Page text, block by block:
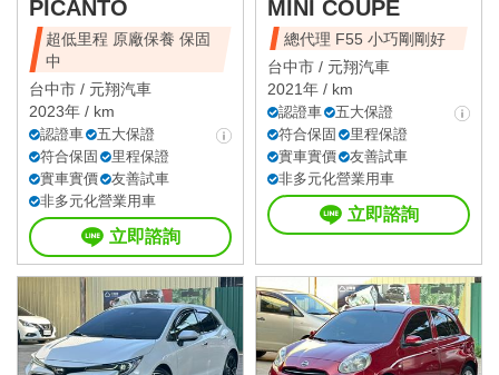
PICANTO
超低里程 原廠保養 保固
中
台中市 / 元翔汽車
2023年 / km
認證車
五大保證
符合保固
里程保證
實車實價
友善試車
非多元化營業用車
立即諮詢
MINI COUPE
總代理 F55 小巧剛剛好
台中市 / 元翔汽車
2021年 / km
認證車
五大保證
符合保固
里程保證
實車實價
友善試車
非多元化營業用車
立即諮詢